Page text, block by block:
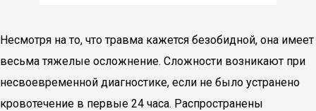
Несмотря на то, что травма кажется безобидной, она имеет
весьма тяжелые осложнение. Сложности возникают при
несвоевременной диагностике, если не было устранено
кровотечение в первые 24 часа. Распространены